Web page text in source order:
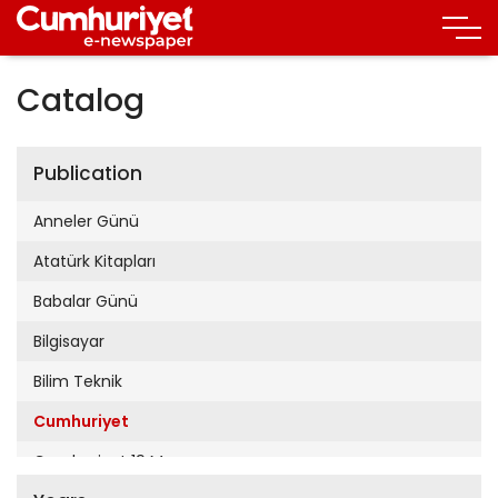
Catalog
Publication
Anneler Günü
Atatürk Kitapları
Babalar Günü
Bilgisayar
Bilim Teknik
Cumhuriyet
Cumhuriyet 19 Mayıs